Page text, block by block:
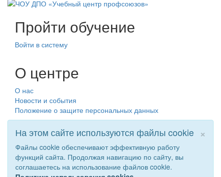
Пройти обучение
Войти в систему
О центре
О нас
Новости и события
Положение о защите персональных данных
×
На этом сайте используются файлы cookie
Файлы cookie обеспечивают эффективную работу
функций сайта. Продолжая навигацию по сайту, вы
соглашаетесь на использование файлов cookie.